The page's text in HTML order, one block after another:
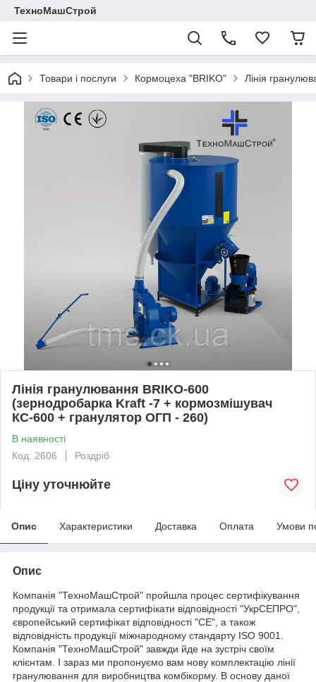
ТехноМашСтрой
Товари і послуги Кормоцеха "BRIKO" Лінія
Лінія гранулювання BRIKO-600
(зернодробарка Kraft -7 + кормозмішувач
КС-600 + гранулятор ОГП - 260)
В наявності
Код: 2606
Роздріб
Ціну уточнюйте
Опис Характеристики Доставка Оплата Умови
Опис
Компанія "ТехноМашСтрой" пройшла процес сертифікування
продукції та отримала сертифікати відповідності "УкрСЕПРО",
європейський сертифікат відповідності "СЕ", а також
відповідність продукції міжнародному стандарту ISO 9001.
Компанія "ТехноМашСтрой" завжди йде на зустріч своїм
клієнтам. І зараз ми пропонуємо вам нову комплектацію лінії
гранулювання для виробництва комбікорму. В основу даної